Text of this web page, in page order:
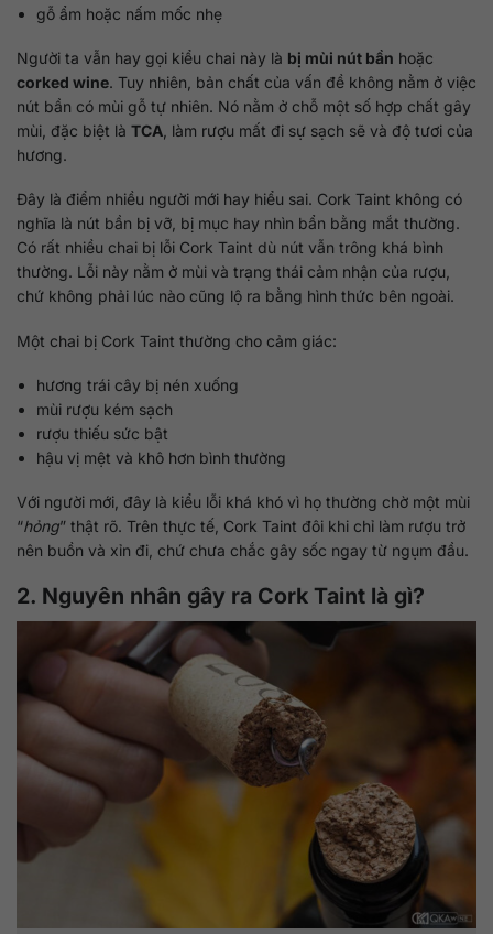
gỗ ẩm hoặc nấm mốc nhẹ
Người ta vẫn hay gọi kiểu chai này là bị mùi nút bần hoặc
corked wine. Tuy nhiên, bản chất của vấn đề không nằm ở việc
nút bần có mùi gỗ tự nhiên. Nó nằm ở chỗ một số hợp chất gây
mùi, đặc biệt là TCA , làm rượu mất đi sự sạch sẽ và độ tươi của
hương.
Đây là điểm nhiều người mới hay hiểu sai. Cork Taint không có
nghĩa là nút bần bị vỡ, bị mục hay nhìn bẩn bằng mắt thường.
Có rất nhiều chai bị lỗi Cork Taint dù nút vẫn trông khá bình
thường. Lỗi này nằm ở mùi và trạng thái cảm nhận của rượu,
chứ không phải lúc nào cũng lộ ra bằng hình thức bên ngoài.
Một chai bị Cork Taint thường cho cảm giác:
hương trái cây bị nén xuống
mùi rượu kém sạch
rượu thiếu sức bật
hậu vị mệt và khô hơn bình thường
Với người mới, đây là kiểu lỗi khá khó vì họ thường chờ một mùi
“hỏng” thật rõ. Trên thực tế, Cork Taint đôi khi chỉ làm rượu trở
nên buồn và xỉn đi, chứ chưa chắc gây sốc ngay từ ngụm đầu.
2. Nguyên nhân gây ra Cork Taint là gì?